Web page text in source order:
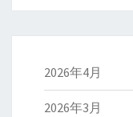
2026年4月
2026年3月